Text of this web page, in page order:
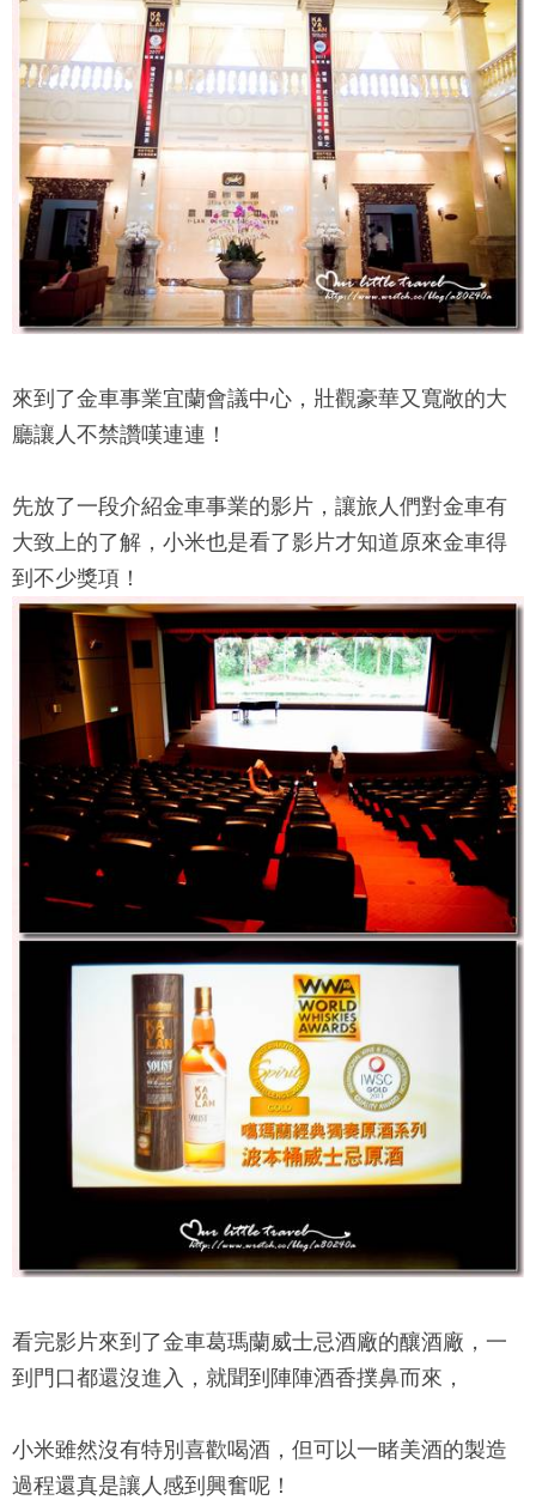
來到了金車事業宜蘭會議中心，壯觀豪華又寬敞的大
廳讓人不禁讚嘆連連！
先放了一段介紹金車事業的影片，讓旅人們對金車有
大致上的了解，小米也是看了影片才知道原來金車得
到不少獎項！
看完影片來到了金車葛瑪蘭威士忌酒廠的釀酒廠，一
到門口都還沒進入，就聞到陣陣酒香撲鼻而來，
小米雖然沒有特別喜歡喝酒，但可以一睹美酒的製造
過程還真是讓人感到興奮呢！